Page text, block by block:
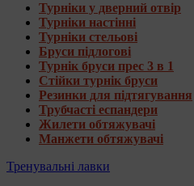
Турніки у дверний отвір
Турніки настінні
Турніки стельові
Бруси підлогові
Турнік бруси прес 3 в 1
Стійки турнік бруси
Резинки для підтягування
Трубчасті еспандери
Жилети обтяжувачі
Манжети обтяжувачі
Тренувальні лавки